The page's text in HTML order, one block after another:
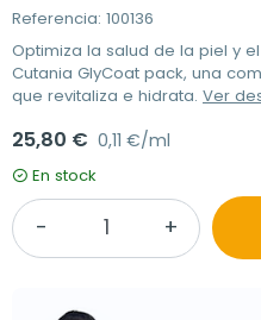
Referencia: 100136
Optimiza la salud de la piel y
Cutania GlyCoat pack, una
que revitaliza e hidrata. Ver
25,80 € 0,11 €/ml
En stock